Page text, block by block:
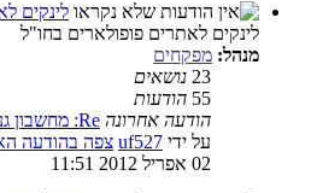
לינקים
לינקים לאתרים פופולארים בחו"ל
מנהל: מפקחים
23 נושאים
55 הודעות
הודעה אחרונה Re: מחשבון גנטיקה לתוכים
על ידי uf527 צפה בהודעה
02 אפריל 2012 11:51